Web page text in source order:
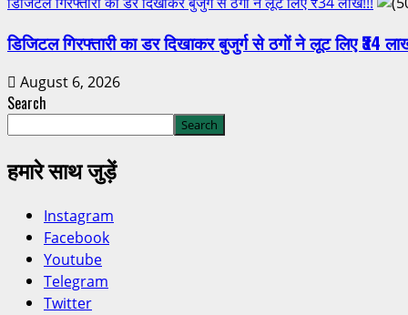
डिजिटल गिरफ्तारी का डर दिखाकर बुजुर्ग से ठगों ने लूट लिए ₹34
August 6, 2026
Search
Search
हमारे साथ जुड़ें
Instagram
Facebook
Youtube
Telegram
Twitter